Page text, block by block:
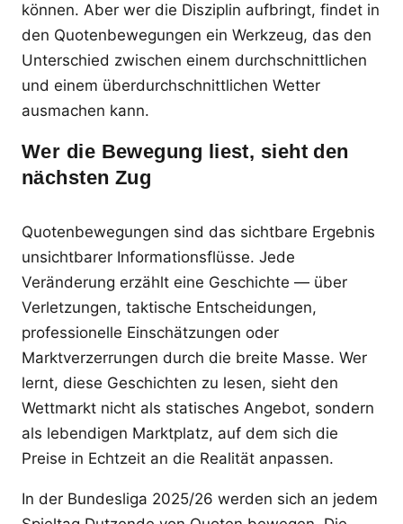
können. Aber wer die Disziplin aufbringt, findet in
den Quotenbewegungen ein Werkzeug, das den
Unterschied zwischen einem durchschnittlichen
und einem überdurchschnittlichen Wetter
ausmachen kann.
Wer die Bewegung liest, sieht den
nächsten Zug
Quotenbewegungen sind das sichtbare Ergebnis
unsichtbarer Informationsflüsse. Jede
Veränderung erzählt eine Geschichte — über
Verletzungen, taktische Entscheidungen,
professionelle Einschätzungen oder
Marktverzerrungen durch die breite Masse. Wer
lernt, diese Geschichten zu lesen, sieht den
Wettmarkt nicht als statisches Angebot, sondern
als lebendigen Marktplatz, auf dem sich die
Preise in Echtzeit an die Realität anpassen.
In der Bundesliga 2025/26 werden sich an jedem